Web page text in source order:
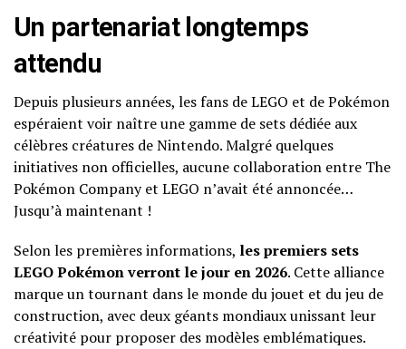
Un partenariat longtemps
attendu
Depuis plusieurs années, les fans de LEGO et de Pokémon
espéraient voir naître une gamme de sets dédiée aux
célèbres créatures de Nintendo. Malgré quelques
initiatives non officielles, aucune collaboration entre The
Pokémon Company et LEGO n’avait été annoncée…
Jusqu’à maintenant !
Selon les premières informations, les premiers sets
LEGO Pokémon verront le jour en 2026. Cette alliance
marque un tournant dans le monde du jouet et du jeu de
construction, avec deux géants mondiaux unissant leur
créativité pour proposer des modèles emblématiques.